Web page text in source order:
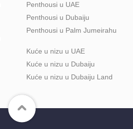
Penthousi u UAE
Penthousi u Dubaiju
Penthousi u Palm Jumeirahu
Kuće u nizu u UAE
Kuće u nizu u Dubaiju
Kuće u nizu u Dubaiju Land